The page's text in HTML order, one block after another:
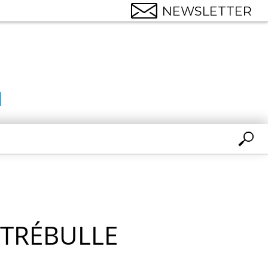
TRÉBULLE
NEWSLETTER